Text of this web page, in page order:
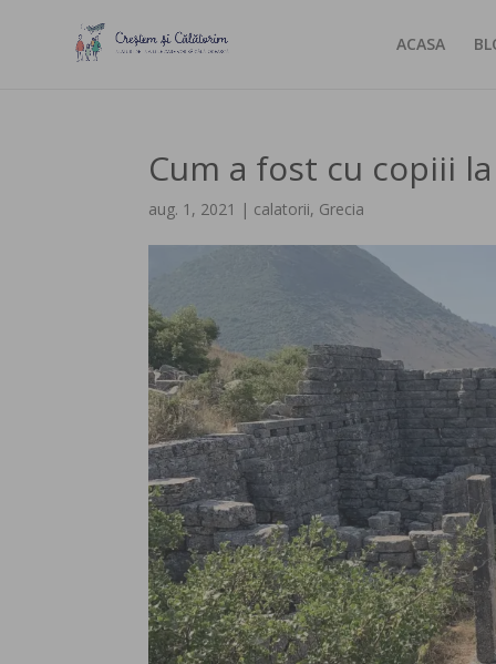
ACASA
Cum a fost cu copiii
aug. 1, 2021 | calatorii, Grecia